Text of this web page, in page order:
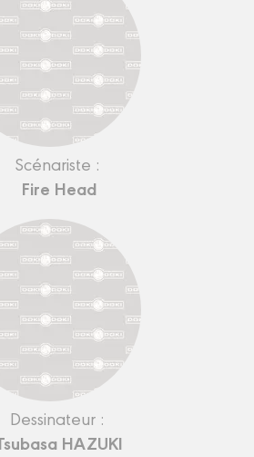
Scénariste :
Fire Head
Dessinateur :
HAZUKI